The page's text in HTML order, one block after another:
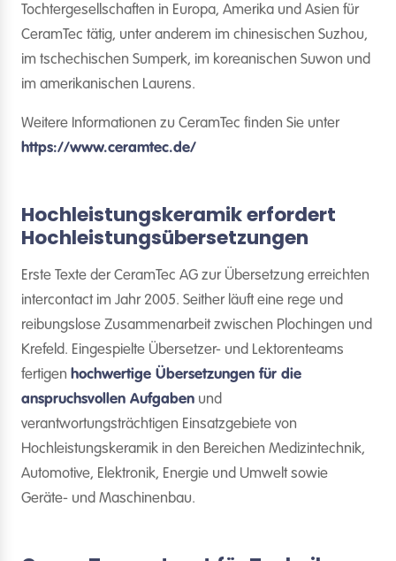
Tochtergesellschaften in Europa, Amerika und Asien für
CeramTec tätig, unter anderem im chinesischen Suzhou,
im tschechischen Sumperk, im koreanischen Suwon und
im amerikanischen Laurens.
Weitere Informationen zu CeramTec finden Sie unter
https://www.ceramtec.de/
Hochleistungskeramik erfordert
Hochleistungsübersetzungen
Erste Texte der CeramTec AG zur Übersetzung erreichten
intercontact im Jahr 2005. Seither läuft eine rege und
reibungslose Zusammenarbeit zwischen Plochingen und
Krefeld. Eingespielte Übersetzer- und Lektorenteams
fertigen hochwertige Übersetzungen für die
anspruchsvollen Aufgaben und
verantwortungsträchtigen Einsatzgebiete von
Hochleistungskeramik in den Bereichen Medizintechnik,
Automotive, Elektronik, Energie und Umwelt sowie
Geräte- und Maschinenbau.